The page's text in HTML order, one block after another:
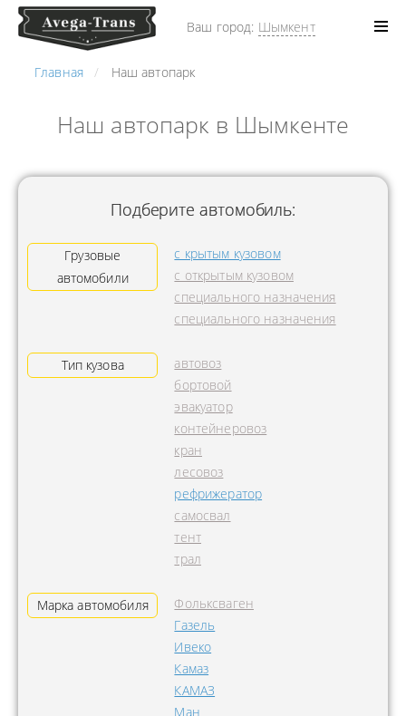
Ваш город: Шымкент
Главная Наш автопарк
Наш автопарк в Шымкенте
Подберите автомобиль:
Грузовые
автомобили
с крытым кузовом
с открытым кузовом
специального назначения
специального назначения
Тип кузова
автовоз
бортовой
эвакуатор
контейнеровоз
кран
лесовоз
рефрижератор
самосвал
тент
трал
Марка автомобиля
Фольксваген
Газель
Ивеко
Камаз
КАМАЗ
Ман